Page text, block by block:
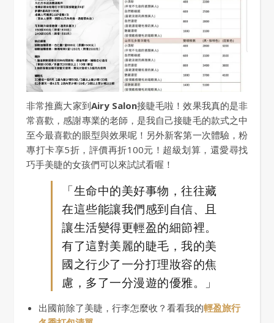
非常推薦大家到Airy Salon接睫毛啦！效果我真的是非
常喜歡，感謝專業的老師，是我自己接睫毛的款式之中
至今最喜歡的眼型與效果呢！另外新客第一次體驗，粉
專打卡享5折，評價再折100元！超級划算，還愛尋找
巧手美睫的女孩們可以來試試看喔！
「生命中的美好事物，往往藏
在這些能讓我們感到自信、且
讓生活變得更輕盈的細節裡。
有了這對美麗的睫毛，我的美
國之行少了一分打理妝容的焦
慮，多了一分漫遊的優雅。」
出國前除了美睫，行李怎麼收？看看我的輕盈旅行